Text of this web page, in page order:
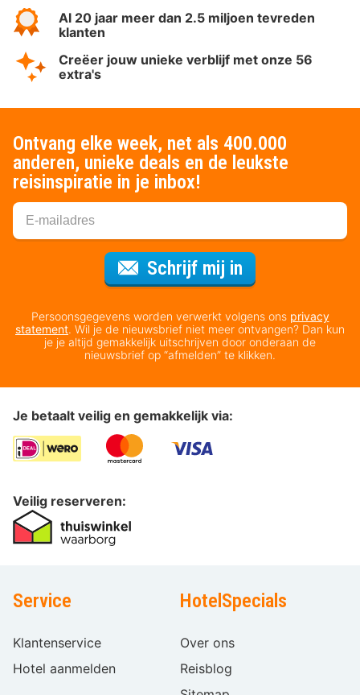
Al 20 jaar meer dan 2.5 miljoen tevreden
klanten
Creëer jouw unieke verblijf met onze 56
extra's
Ontvang elke week, net als 400.000
anderen, unieke deals en de leukste
reisinspiratie in je inbox!
Schrijf mij in
Persoonsgegevens worden verwerkt volgens ons privacy
statement. Wil je de nieuwsbrief niet meer ontvangen? Dan kun
je je altijd gemakkelijk uitschrijven door onderaan de
nieuwsbrief op “afmelden” te klikken.
Je betaalt veilig en gemakkelijk via:
Veilig reserveren:
Service
Klantenservice
Hotel aanmelden
HotelSpecials
Over ons
Reisblog